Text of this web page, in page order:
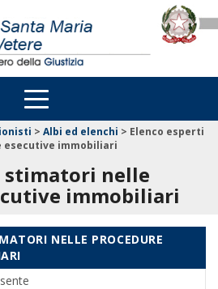
> Albi ed elenchi > Elenco esperti
immobiliari
stimatori nelle
immobiliari
NELLE PROCEDURE